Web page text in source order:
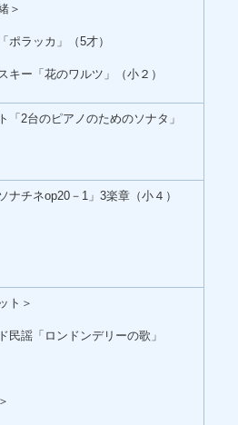
＞
ポラッカ」（5才）
キー「花のワルツ」（小２）
「2台のピアノのためのソナタ」
ナチネop20－1」3楽章（小４）
ト＞
民謡「ロンドンデリーの歌」